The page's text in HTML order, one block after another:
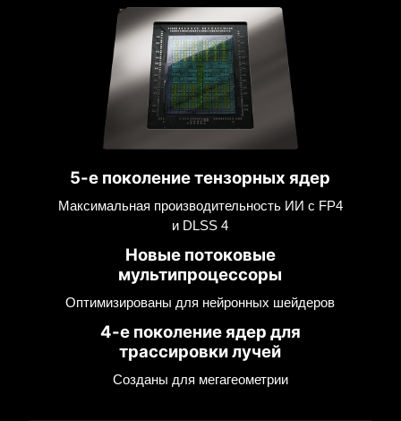
5-е поколение тензорных ядер
Максимальная производительность ИИ с FP4
и DLSS 4
Новые потоковые
мультипроцессоры
Оптимизированы для нейронных шейдеров
4-е поколение ядер для
трассировки лучей
Созданы для мегагеометрии